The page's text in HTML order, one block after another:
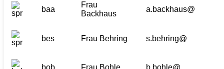
baa
Frau
Backhaus
a.backhaus@
bes Frau Behring s.behring@